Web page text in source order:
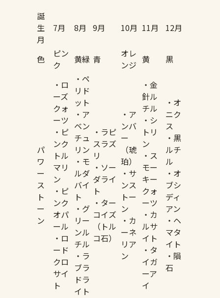
誕
生
月
7月 8月 9月 10月 11月 12月
色
ピン
ク
黄緑 青
オレ
ンジ 黄 黒
パ
ワ
ー
ス
ト
ー
ン
・ロ
ーズ
クォ
ーツ
・ピ
ンク
トル
マリ
ン
・ピ
ンク
オパ
ール
・ロ
ード
クロ
サイ
ト
・ペ
リド
ット
・ア
ベン
チュ
リン
・モ
ルダ
バイ
ト
・グ
リー
ンル
チル
・ラ
ブラ
ドラ
イト
・ラピ
スラズ
リ
・ソー
ダライ
ト
・ター
コイズ
（トル
コ石）
・ア
ンバ
ー
（琥
珀）
・サ
ンス
トー
ン
・カ
ーネ
リア
ン
・金
針ル
チル
・シ
トリ
ン
・ス
モー
キー
クォ
ーツ
・カ
ルサ
イト
・タ
イガ
ーア
イ
・オ
ニク
ス
・黒
ルチ
ル
・オ
ブシ
ディ
アン
・ヘ
マタ
イト
・隕
石